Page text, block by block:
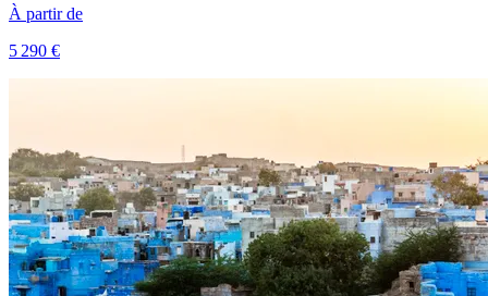
À partir de
5 290 €